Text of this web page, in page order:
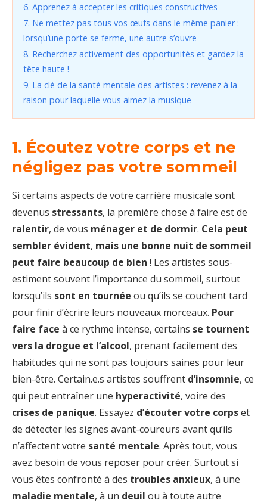
6. Apprenez à accepter les critiques constructives
7. Ne mettez pas tous vos œufs dans le même panier :
lorsqu’une porte se ferme, une autre s’ouvre
8. Recherchez activement des opportunités et gardez la
tête haute !
9. La clé de la santé mentale des artistes : revenez à la
raison pour laquelle vous aimez la musique
1. Écoutez votre corps et ne
négligez pas votre sommeil
Si certains aspects de votre carrière musicale sont
devenus stressants, la première chose à faire est de
ralentir, de vous ménager et de dormir. Cela peut
sembler évident, mais une bonne nuit de sommeil
peut faire beaucoup de bien ! Les artistes sous-
estiment souvent l’importance du sommeil, surtout
lorsqu’ils sont en tournée ou qu’ils se couchent tard
pour finir d’écrire leurs nouveaux morceaux. Pour
faire face à ce rythme intense, certains se tournent
vers la drogue et l’alcool, prenant facilement des
habitudes qui ne sont pas toujours saines pour leur
bien-être. Certain.e.s artistes souffrent d’insomnie, ce
qui peut entraîner une hyperactivité, voire des
crises de panique. Essayez d’écouter votre corpset
de détecter les signes avant-coureurs avant qu’ils
n’affectent votre santé mentale. Après tout, vous
avez besoin de vous reposer pour créer. Surtout si
vous êtes confronté à des troubles anxieux, à une
maladie mentale, à un deuil ou à toute autre